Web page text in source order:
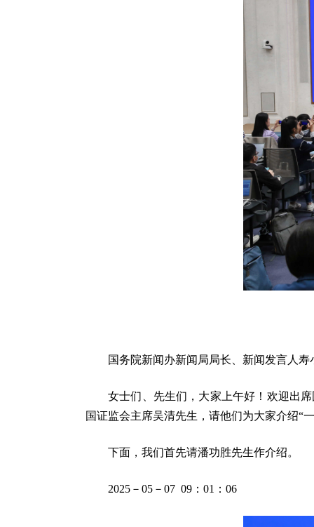
国务院新闻办新闻局局长、新闻发言人寿
女士们、先生们，大家上午好！欢迎出
国证监会主席吴清先生，请他们为大家介绍“
下面，我们首先请潘功胜先生作介绍。
2025－05－07 09：01：06